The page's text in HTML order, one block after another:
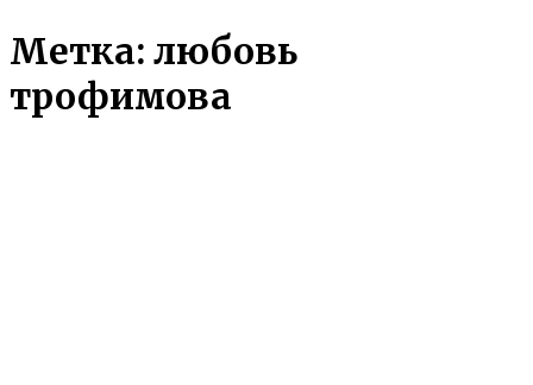
Метка: любовь
трофимова